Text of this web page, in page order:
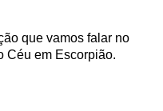
que vamos falar no
Céu em Escorpião.